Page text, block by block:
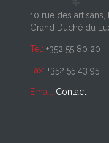
10 rue des artisans,
Grand Duché du
Tel: +352 55 80 20
Fax: +352 55 43 95
Email: Contact